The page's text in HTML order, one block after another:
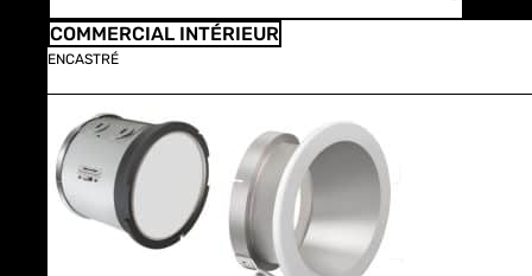
COMMERCIAL INTÉRIEUR
ENCASTRÉ